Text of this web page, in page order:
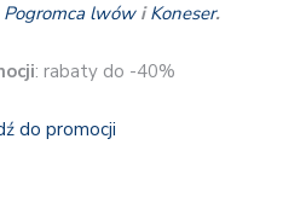
Pogromca lwówiKoneser.
: rabaty do -40%
do promocji